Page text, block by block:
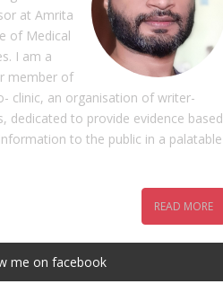
at Amrita
of Medical
I am a
member of
clinic, an organisation of writer-
dedicated to provide evidence based
to the public in a palatable
READ MORE
me on facebook